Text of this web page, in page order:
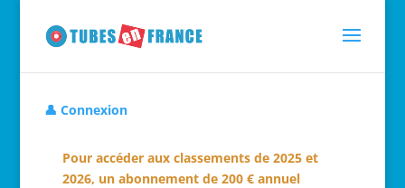
👤 Connexion
Pour accéder aux classements de 2025 et
2026, un abonnement de 200 € annuel